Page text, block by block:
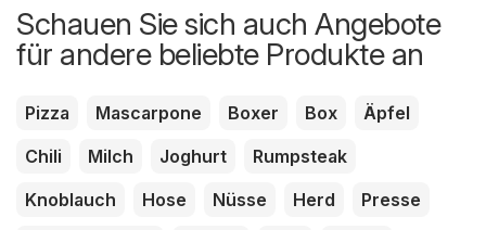
Schauen Sie sich auch Angebote
für andere beliebte Produkte an
Pizza Mascarpone Boxer Box
Äpfel
Chili
Milch Joghurt
Rumpsteak
Knoblauch
Hose Nüsse Herd
Presse